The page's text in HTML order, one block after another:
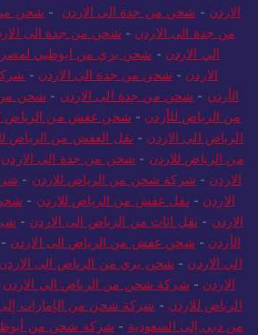
الاردن - شحن من جدة الى الاردن - شحن من
من جدة الى الاردن - شحن من جدة الى
الي الاردن - شحن بري من ابوظبي لمصر
الاردن - شحن من جدة الى الاردن -
الأردن - شحن من جدة الى الاردن - شحن من
من الرياض للأردن - شحن عفش من الرياض
الرياض الى الاردن - نقل العفش من الرياض
من الرياض للاردن - شحن من جدة الى الاردن
الاردن - شركة شحن من الرياض للاردن -
الاردن - نقل عفش من الرياض للاردن -
الاردن - نقل اثاث من الرياض الى الاردن -
الأردن - شحن عفش من الرياض الى الاردن -
الي الاردن - شحن بري من الرياض الى الاردن
الاردن - شركة شحن من الرياض الي الاردن
الرياض للاردن - شركة شحن من الإمارات إلى
من دبي إلى السعودية - شركة شحن من